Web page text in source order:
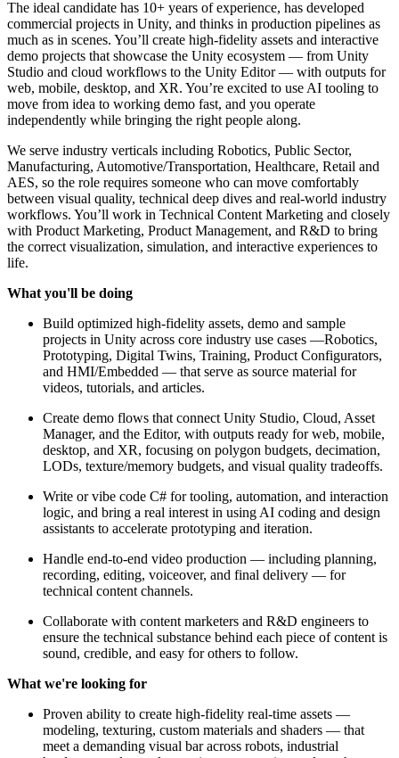
The ideal candidate has 10+ years of experience, has developed
commercial projects in Unity, and thinks in production pipelines as
much as in scenes. You’ll create high-fidelity assets and interactive
demo projects that showcase the Unity ecosystem — from Unity
Studio and cloud workflows to the Unity Editor — with outputs for
web, mobile, desktop, and XR. You’re excited to use AI tooling to
move from idea to working demo fast, and you operate
independently while bringing the right people along.
We serve industry verticals including Robotics, Public Sector,
Manufacturing, Automotive/Transportation, Healthcare, Retail and
AES, so the role requires someone who can move comfortably
between visual quality, technical deep dives and real-world industry
workflows. You’ll work in Technical Content Marketing and closely
with Product Marketing, Product Management, and R&D to bring
the correct visualization, simulation, and interactive experiences to
life.
What you'll be doing
Build optimized high-fidelity assets, demo and sample
projects in Unity across core industry use cases —Robotics,
Prototyping, Digital Twins, Training, Product Configurators,
and HMI/Embedded — that serve as source material for
videos, tutorials, and articles.
Create demo flows that connect Unity Studio, Cloud, Asset
Manager, and the Editor, with outputs ready for web, mobile,
desktop, and XR, focusing on polygon budgets, decimation,
LODs, texture/memory budgets, and visual quality tradeoffs.
Write or vibe code C# for tooling, automation, and interaction
logic, and bring a real interest in using AI coding and design
assistants to accelerate prototyping and iteration.
Handle end-to-end video production — including planning,
recording, editing, voiceover, and final delivery — for
technical content channels.
Collaborate with content marketers and R&D engineers to
ensure the technical substance behind each piece of content is
sound, credible, and easy for others to follow.
What we're looking for
Proven ability to create high-fidelity real-time assets —
modeling, texturing, custom materials and shaders — that
meet a demanding visual bar across robots, industrial